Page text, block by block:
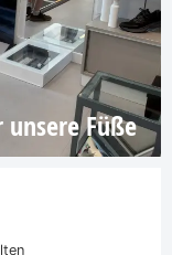
Füße